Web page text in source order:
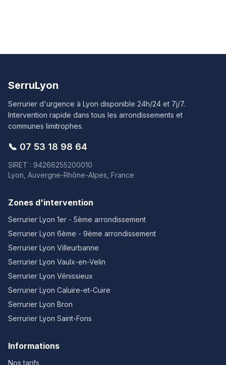
SerruLyon
Serrurier d'urgence à Lyon disponible 24h/24 et 7j/7.
Intervention rapide dans tous les arrondissements et
communes limitrophes.
📞 07 53 18 98 64
SIRET : 94266255200010
Lyon, Auvergne-Rhône-Alpes, France
Zones d'intervention
Serrurier Lyon 1er - 5ème arrondissement
Serrurier Lyon 6ème - 9ème arrondissement
Serrurier Lyon Villeurbanne
Serrurier Lyon Vaulx-en-Velin
Serrurier Lyon Vénissieux
Serrurier Lyon Caluire-et-Cuire
Serrurier Lyon Bron
Serrurier Lyon Saint-Fons
Informations
Nos tarifs